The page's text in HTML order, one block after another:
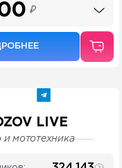
₽
LIVE
и мототехника